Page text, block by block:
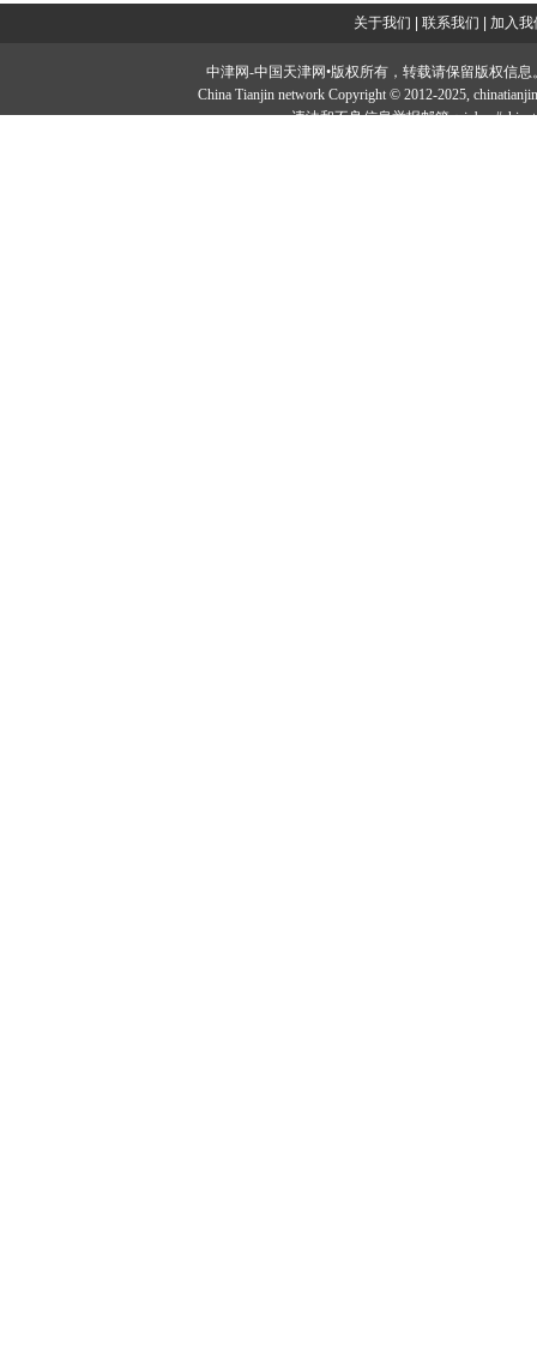
关于我们 联系我们 加入我
中津网-中国天津网•版权所有，转载请保留版权信息
China Tianjin network Copyright © 2012-2025,
违法和不良信息举报邮箱：